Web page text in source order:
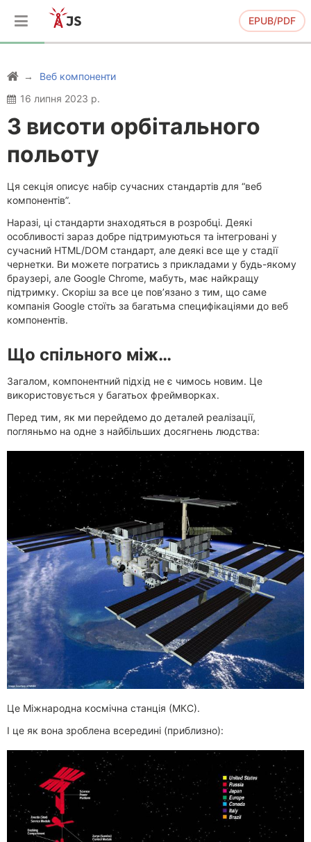
EPUB/PDF
Веб компоненти
16 липня 2023 р.
З висоти орбітального
польоту
Ця секція описує набір сучасних стандартів для “веб
компонентів”.
Наразі, ці стандарти знаходяться в розробці. Деякі
особливості зараз добре підтримуються та інтегровані у
сучасний HTML/DOM стандарт, але деякі все ще у стадії
чернетки. Ви можете погратись з прикладами у будь-якому
браузері, але Google Chrome, мабуть, має найкращу
підтримку. Скоріш за все це пов’язано з тим, що саме
компанія Google стоїть за багатьма специфікаціями до веб
компонентів.
Що спільного між…
Загалом, компонентний підхід не є чимось новим. Це
використовується у багатьох фреймворках.
Перед тим, як ми перейдемо до деталей реалізації,
погляньмо на одне з найбільших досягнень людства:
Це Міжнародна космічна станція (МКС).
І це як вона зроблена всередині (приблизно):